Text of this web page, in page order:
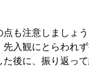
も注意しましょ
入観にとらわれ
後に、振り返っ